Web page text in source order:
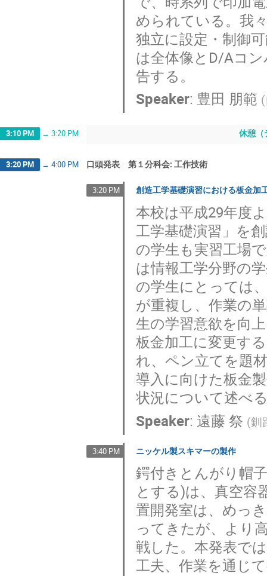
められている。我
独立に設定・制御
は全体像とD/Aコ
告する。
Speaker: 豊田 朋範 (
3:10 PM → 3:20 PM 休憩（
3:20 PM → 4:00 PM 口頭発表 第１分科会: 工作技術
3:20 PM 創造工学基礎演習における板金加
本校は平成29年度
工学基礎演習」を
の学生も実習工場
は情報工学分野の
の学生にとっては
が重複し、作業の
生の学習意欲を向
板金加工に変更す
れ、ペン立てを題
導入に向けた板金
状況について述べ
Speaker:遠藤 祭 (釧
3:40 PM ニッケル製スキマーの製作
鍔付きとんがり帽
とする)は、真空容
置開発室は、めっ
ってきたが、より
戦した。本発表で
工夫、作業を通じ